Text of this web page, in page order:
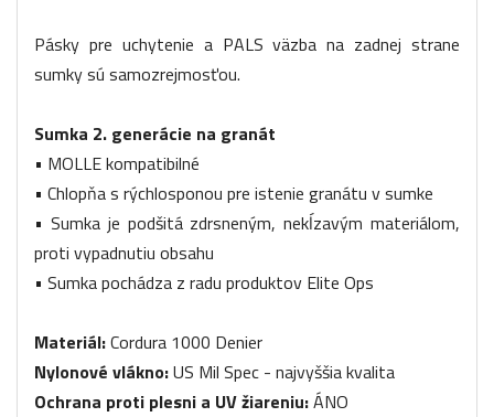
Pásky pre uchytenie a PALS väzba na zadnej strane
sumky sú samozrejmosťou.
Sumka 2. generácie na granát
• MOLLE kompatibilné
• Chlopňa s rýchlosponou pre istenie granátu v sumke
• Sumka je podšitá zdrsneným, nekĺzavým materiálom,
proti vypadnutiu obsahu
• Sumka pochádza z radu produktov Elite Ops
Materiál:Cordura 1000 Denier
Nylonové vlákno:US Mil Spec - najvyššia kvalita
Ochrana proti plesni a UV žiareniu:ÁNO